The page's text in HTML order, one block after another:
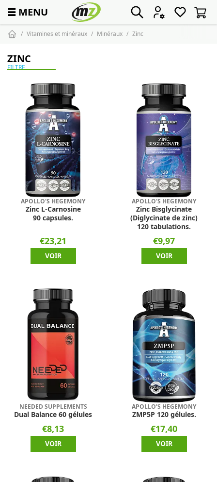
☰ MENU
Vitamines et minéraux Minéraux Zinc
ZINC
FILTRE
APOLLO'S HEGEMONY
Zinc L-Carnosine
90 capsules.
€23,21
VOIR
APOLLO'S HEGEMONY
Zinc Bisglycinate
(Diglycinate de zinc)
120 tabulations.
€9,97
VOIR
NEEDED SUPPLEMENTS
Dual Balance 60 gélules
€8,13
VOIR
APOLLO'S HEGEMONY
ZMP5P 120 gélules.
€17,40
VOIR